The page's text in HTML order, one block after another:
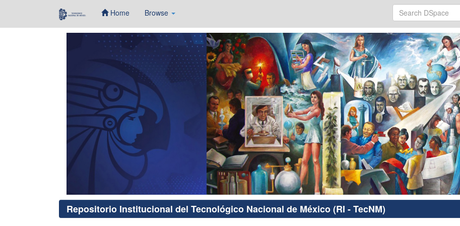
Home Browse
Repositorio Institucional del Tecnológico Nacional de México (RI - TecNM)